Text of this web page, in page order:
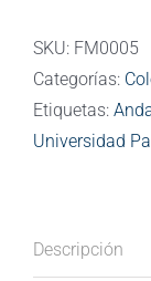
La
Sevilla
SKU: FM0005
Categorías:
Etiquetas:
Universidad
Descripción